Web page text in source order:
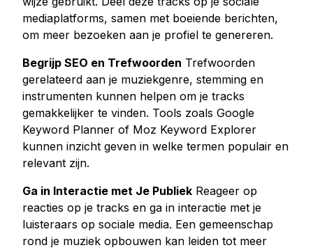
Youtube live beelden kopen
Youtube kijkuren kopen
Meer diensten
Audiomateriaal kopen
Tiktok live beelden kopen
Twitch volgers kopen
Twitch Livestream bekeken kopen
mediaplatforms, samen met boeiende berichten,
om meer bezoeken aan je profiel te genereren.
Begrijp SEO en Trefwoorden Trefwoorden
gerelateerd aan je muziekgenre, stemming en
instrumenten kunnen helpen om je tracks
gemakkelijker te vinden. Tools zoals Google
Keyword Planner of Moz Keyword Explorer
kunnen inzicht geven in welke termen populair en
relevant zijn.
Ga in Interactie met Je Publiek Reageer op
reacties op je tracks en ga in interactie met je
luisteraars op sociale media. Een gemeenschap
rond je muziek opbouwen kan leiden tot meer